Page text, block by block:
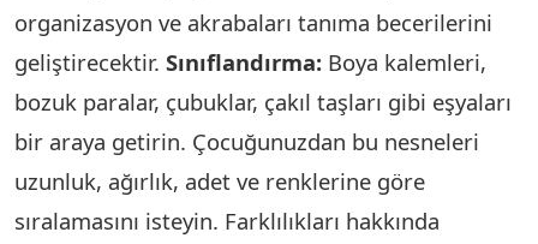
organizasyon ve akrabaları tanıma becerilerini
geliştirecektir. Sınıflandırma: Boya kalemleri,
bozuk paralar, çubuklar, çakıl taşları gibi eşyaları
bir araya getirin. Çocuğunuzdan bu nesneleri
uzunluk, ağırlık, adet ve renklerine göre
sıralamasını isteyin. Farklılıkları hakkında